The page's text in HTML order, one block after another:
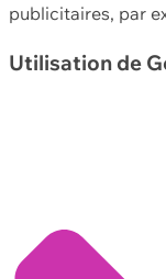
publicitaires, par
Utilisation de